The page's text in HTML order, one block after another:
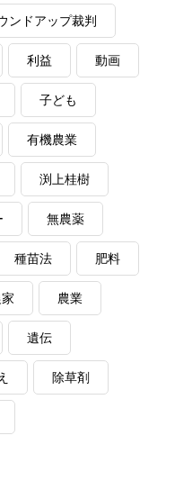
ンドアップ裁判
利益 動画
子ども
有機農業
渕上桂樹
無農薬
種苗法 肥料
農業
遺伝
除草剤